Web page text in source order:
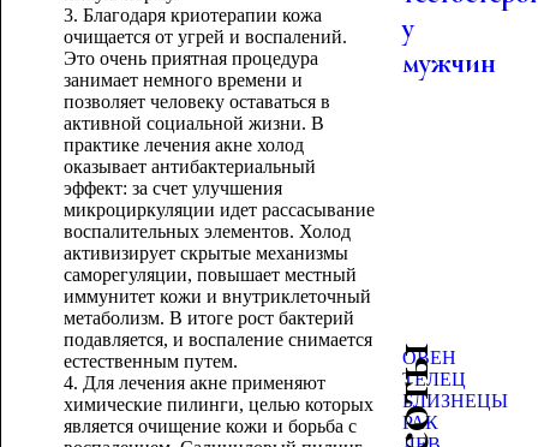
3. Благодаря криотерапии кожа
очищается от угрей и воспалений.
Это очень приятная процедура
занимает немного времени и
позволяет человеку оставаться в
активной социальной жизни. В
практике лечения акне холод
оказывает антибактериальный
эффект: за счет улучшения
микроциркуляции идет рассасывание
воспалительных элементов. Холод
активизирует скрытые механизмы
саморегуляции, повышает местный
иммунитет кожи и внутриклеточный
метаболизм. В итоге рост бактерий
подавляется, и воспаление снимается
естественным путем.
4. Для лечения акне применяют
химические пилинги, целью которых
является очищение кожи и борьба с
у
мужчин
ОВЕН
ТЕЛЕЦ
БЛИЗНЕЦЫ
РАК